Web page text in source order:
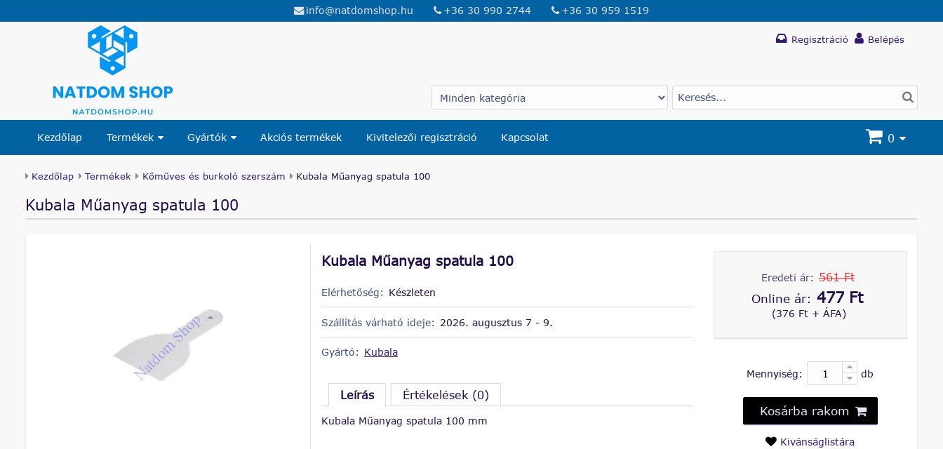
info@natdomshop.hu +36 30 990 2744 +36 30 959 1519
Regisztráció Belépés
Kezdőlap Termékek Gyártók Akciós termékek Kivitelezői regisztráció Kapcsolat 0
Kezdőlap Termékek Kőműves és burkoló szerszám Kubala Műanyag spatula 100
Kubala Műanyag spatula 100
Kubala Műanyag spatula 100
Elérhetőség: Készleten
Szállítás várható ideje: 2026. augusztus 7 - 9.
Gyártó: Kubala
Leírás Értékelések (0)
Kubala Műanyag spatula 100 mm
Eredeti ár: 561 Ft
Online ár: 477 Ft
(376 Ft + ÁFA)
Mennyiség: db
Kosárba rakom
Kivánságlistára